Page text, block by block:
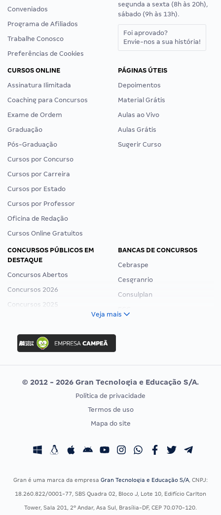
Conveniados
Programa de Afiliados
Trabalhe Conosco
Preferências de Cookies
segunda a sexta (8h às 20h),
sábado (9h às 13h).
Foi aprovado?
Envie-nos a sua história!
CURSOS ONLINE
Assinatura Ilimitada
Coaching para Concursos
Exame de Ordem
Graduação
Pós-Graduação
Cursos por Concurso
Cursos por Carreira
Cursos por Estado
Cursos por Professor
Oficina de Redação
Cursos Online Gratuitos
PÁGINAS ÚTEIS
Depoimentos
Material Grátis
Aulas ao Vivo
Aulas Grátis
Sugerir Curso
CONCURSOS PÚBLICOS EM
DESTAQUE
Concursos Abertos
Concursos 2026
Concursos 2025
Concurso Ibama
Concurso MPU
Editais publicados
BANCAS DE CONCURSOS
Cebraspe
Cesgranrio
Consulplan
Vunesp
CONCURSOS POR PROFISSÃO
Concursos Fiscais
Concursos Saúde
EXAME DE ORDEM
Calendário OAB
Veja mais
© 2012 - 2026 Gran Tecnologia e Educação S/A.
Política de privacidade
Termos de uso
Mapa do site
Gran é uma marca da empresa Gran Tecnologia e Educação S/A, CNPJ:
18.260.822/0001-77, SBS Quadra 02, Bloco J, Lote 10, Edifício Carlton
Tower, Sala 201, 2º Andar, Asa Sul, Brasília-DF, CEP 70.070-120.